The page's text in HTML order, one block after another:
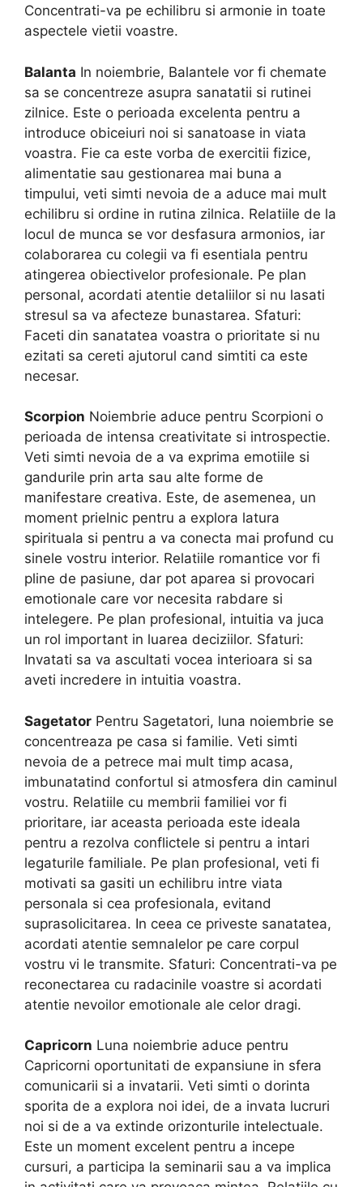
Concentrati-va pe echilibru si armonie in toate
aspectele vietii voastre.
Balanta In noiembrie, Balantele vor fi chemate
sa se concentreze asupra sanatatii si rutinei
zilnice. Este o perioada excelenta pentru a
introduce obiceiuri noi si sanatoase in viata
voastra. Fie ca este vorba de exercitii fizice,
alimentatie sau gestionarea mai buna a
timpului, veti simti nevoia de a aduce mai mult
echilibru si ordine in rutina zilnica. Relatiile de la
locul de munca se vor desfasura armonios, iar
colaborarea cu colegii va fi esentiala pentru
atingerea obiectivelor profesionale. Pe plan
personal, acordati atentie detaliilor si nu lasati
stresul sa va afecteze bunastarea. Sfaturi:
Faceti din sanatatea voastra o prioritate si nu
ezitati sa cereti ajutorul cand simtiti ca este
necesar.
Scorpion Noiembrie aduce pentru Scorpioni o
perioada de intensa creativitate si introspectie.
Veti simti nevoia de a va exprima emotiile si
gandurile prin arta sau alte forme de
manifestare creativa. Este, de asemenea, un
moment prielnic pentru a explora latura
spirituala si pentru a va conecta mai profund cu
sinele vostru interior. Relatiile romantice vor fi
pline de pasiune, dar pot aparea si provocari
emotionale care vor necesita rabdare si
intelegere. Pe plan profesional, intuitia va juca
un rol important in luarea deciziilor. Sfaturi:
Invatati sa va ascultati vocea interioara si sa
aveti incredere in intuitia voastra.
Sagetator Pentru Sagetatori, luna noiembrie se
concentreaza pe casa si familie. Veti simti
nevoia de a petrece mai mult timp acasa,
imbunatatind confortul si atmosfera din caminul
vostru. Relatiile cu membrii familiei vor fi
prioritare, iar aceasta perioada este ideala
pentru a rezolva conflictele si pentru a intari
legaturile familiale. Pe plan profesional, veti fi
motivati sa gasiti un echilibru intre viata
personala si cea profesionala, evitand
suprasolicitarea. In ceea ce priveste sanatatea,
acordati atentie semnalelor pe care corpul
vostru vi le transmite. Sfaturi: Concentrati-va pe
reconectarea cu radacinile voastre si acordati
atentie nevoilor emotionale ale celor dragi.
Capricorn Luna noiembrie aduce pentru
Capricorni oportunitati de expansiune in sfera
comunicarii si a invatarii. Veti simti o dorinta
sporita de a explora noi idei, de a invata lucruri
noi si de a va extinde orizonturile intelectuale.
Este un moment excelent pentru a incepe
cursuri, a participa la seminarii sau a va implica